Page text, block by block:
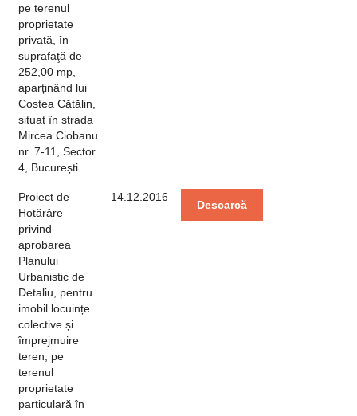
pe terenul
proprietate
privată, în
suprafaţă de
252,00 mp,
aparținând lui
Costea Cătălin,
situat în strada
Mircea Ciobanu
nr. 7-11, Sector
4, București
Proiect de
Hotărâre
privind
aprobarea
Planului
Urbanistic de
Detaliu, pentru
imobil locuințe
colective și
împrejmuire
teren, pe
terenul
proprietate
particulară în
14.12.2016
Descarcă